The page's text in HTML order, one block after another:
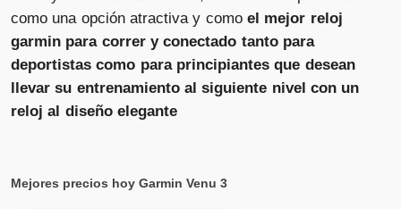
como una opción atractiva y comoel mejor reloj
garmin para correr y conectado tanto para
deportistas como para principiantes que desean
llevar su entrenamiento al siguiente nivel con un
reloj al diseño elegante
Mejores precios hoy Garmin Venu 3